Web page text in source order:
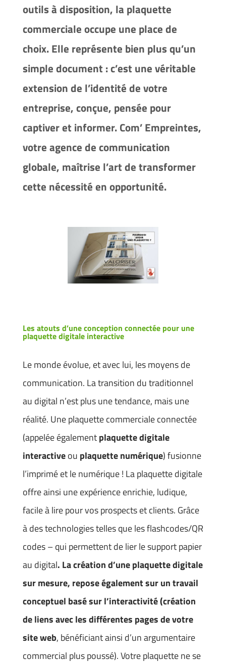
outils à disposition, la plaquette
commerciale occupe une place de
choix. Elle représente bien plus qu’un
simple document : c’est une véritable
extension de l’identité de votre
entreprise, conçue, pensée pour
captiver et informer. Com’ Empreintes,
votre agence de communication
globale, maîtrise l’art de transformer
cette nécessité en opportunité.
Les atouts d’une conception connectée pour une
plaquette digitale interactive
Le monde évolue, et avec lui, les moyens de
communication. La transition du traditionnel
au digital n’est plus une tendance, mais une
réalité. Une plaquette commerciale connectée
(appelée égalementplaquette digitale
interactiveou plaquette numérique) fusionne
l’imprimé et le numérique ! La plaquette digitale
offre ainsi une expérience enrichie, ludique,
facile à lire pour vos prospects et clients. Grâce
à des technologies telles que les flashcodes/QR
codes – qui permettent de lier le support papier
au digital. La création d’une plaquette digitale
sur mesure, repose également sur un travail
conceptuel basé sur l’interactivité (création
de liens avec les différentes pages de votre
site web, bénéficiant ainsi d’un argumentaire
commercial plus poussé). Votre plaquette ne se